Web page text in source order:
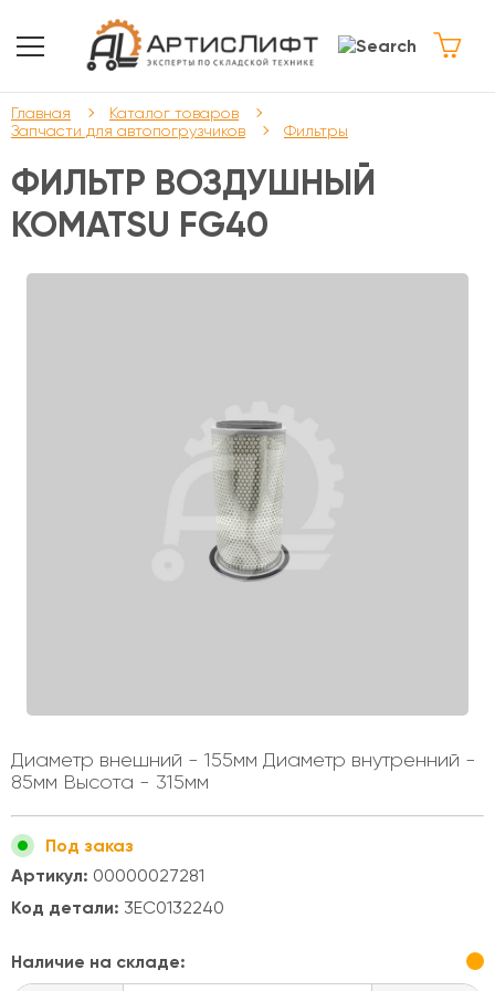
Главная
Каталог товаров
Запчасти для автопогрузчиков
Фильтры
ФИЛЬТР ВОЗДУШНЫЙ
KOMATSU FG40
Диаметр внешний - 155мм Диаметр внутренний -
85мм Высота - 315мм
Под заказ
Артикул: 00000027281
Код детали: 3EC0132240
Наличие на складе: